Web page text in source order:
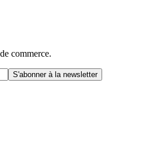
commerce.
S'abonner à la newsletter